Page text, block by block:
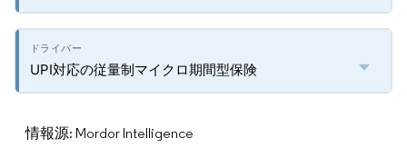
UPI対応の従量制マイクロ期間型保険
情報源: Mordor Intelligence